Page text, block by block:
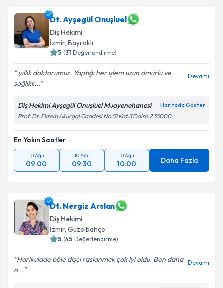
Dt. Ayşegül Onuşluel
Diş Hekimi
İzmir, Bayraklı
5 (31 Değerlendirme)
yıllık doktorumuz. Yaptığı her işlem uzun ömürlü ve
sağlıklı...
Devamı
Diş Hekimi Ayşegül Onuşluel Muayenehanesi Haritada Göster
Prof. Dr. Ekrem Akurgal Caddesi No:51 Kat:3 Daire:2 35000
En Yakın Saatler
10 Ağu
09:00
10 Ağu
09:30
10 Ağu
10:00 Daha Fazla
Dt. Nergiz Arslan
Diş Hekimi
İzmir, Güzelbahçe
5 (45 Değerlendirme)
Harikulade böle dișçi raslanmak çok iyi oldu. Ben daha
o...
Devamı